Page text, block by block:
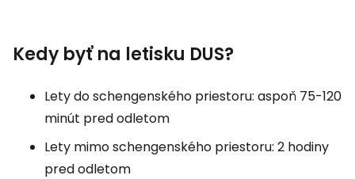
Kedy byť na letisku DUS?
Lety do schengenského priestoru: aspoň 75-120
minút pred odletom
Lety mimo schengenského priestoru: 2 hodiny
pred odletom